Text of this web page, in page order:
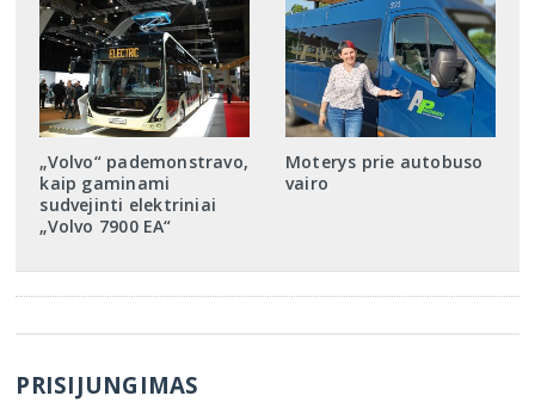
„Volvo“ pademonstravo,
kaip gaminami
sudvejinti elektriniai
„Volvo 7900 EA“
Moterys prie autobuso
vairo
PRISIJUNGIMAS